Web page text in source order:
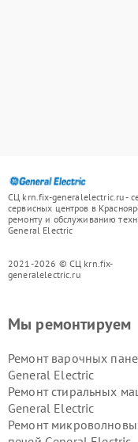
СЦ krn.fix-generalelectric.ru -
сервисных центров в
ремонту и обслуживанию
General Electric
2021-2026 © СЦ krn.fix-
generalelectric.ru
Мы ремонтируем
Ремонт варочных
General Electric
Ремонт стиральных
General Electric
Ремонт